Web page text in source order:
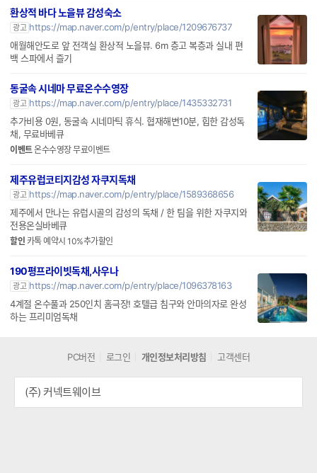
린
환상적 바다 노을뷰 감성숙소
광고 https://map.naver.com/p/entry/place/1209676737
백 스파에서 즐기
동굴속 시네마 무료온수수영장
광고 https://map.naver.com/p/entry/place/1435332731
추가비용 0원, 동굴속 시네마틱 휴식. 협재해변10분, 힙한 감성독
이벤트온수수영장 무료이벤트
제주유럽코티지감성 자쿠지독채
광고 https://map.naver.com/p/entry/place/1589368656
제주에서 만나는 유럽시골의 감성의 독채 / 한 팀을 위한 자쿠지와
할인카톡 예약시 10%추가할인
190평프라이빗독채,사우나
광고 https://map.naver.com/p/entry/place/1096378163
PC버전 로그인 개인정보처리방침 고객센터